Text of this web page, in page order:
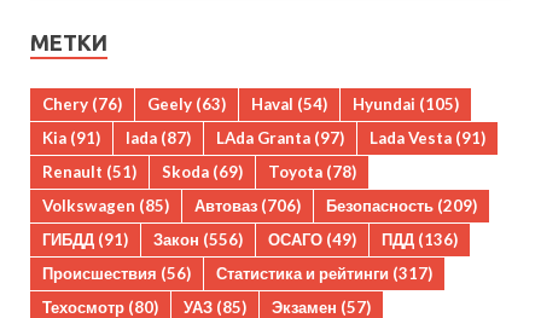
МЕТКИ
Chery (76) Geely (63) Haval (54) Hyundai (105)
Kia (91) lada (87) LAda Granta (97) Lada Vesta (91)
Renault (51) Skoda (69) Toyota (78)
Volkswagen (85) Автоваз (706) Безопасность (209)
ГИБДД (91) Закон (556) ОСАГО (49) ПДД (136)
Происшествия (56) Статистика и рейтинги (317)
Техосмотр (80) УАЗ (85) Экзамен (57)